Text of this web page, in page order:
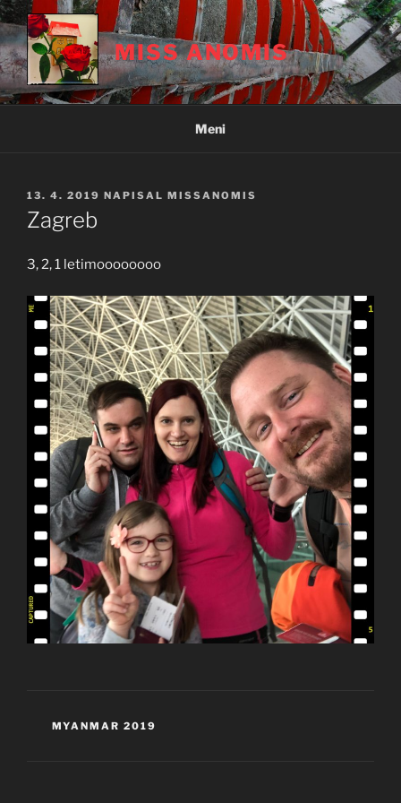
Skoči
na
vsebino
MISS ANOMIS
Meni
OBJAVLJENO
DNE
13. 4. 2019 NAPISAL MISSANOMIS
Zagreb
3, 2, 1 letimoooooooo
KATEGORIJE
MYANMAR 2019